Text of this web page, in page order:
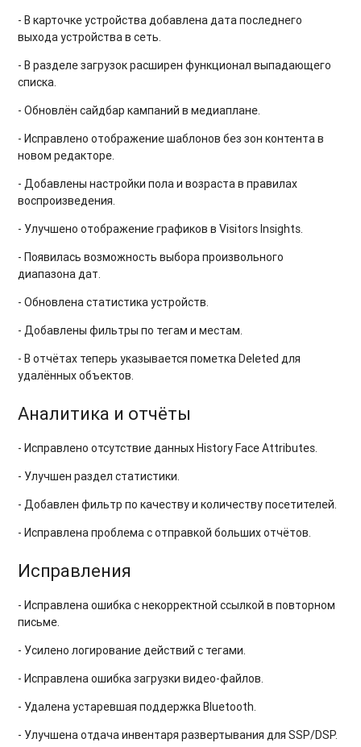
- В карточке устройства добавлена дата последнего
выхода устройства в сеть.
- В разделе загрузок расширен функционал выпадающего
списка.
- Обновлён сайдбар кампаний в медиаплане.
- Исправлено отображение шаблонов без зон контента в
новом редакторе.
- Добавлены настройки пола и возраста в правилах
воспроизведения.
- Улучшено отображение графиков в Visitors Insights.
- Появилась возможность выбора произвольного
диапазона дат.
- Обновлена статистика устройств.
- Добавлены фильтры по тегам и местам.
- В отчётах теперь указывается пометка Deleted для
удалённых объектов.
Аналитика и отчёты
- Исправлено отсутствие данных History Face Attributes.
- Улучшен раздел статистики.
- Добавлен фильтр по качеству и количеству посетителей.
- Исправлена проблема с отправкой больших отчётов.
Исправления
- Исправлена ошибка с некорректной ссылкой в повторном
письме.
- Усилено логирование действий с тегами.
- Исправлена ошибка загрузки видео-файлов.
- Удалена устаревшая поддержка Bluetooth.
- Улучшена отдача инвентаря развертывания для SSP/DSP.